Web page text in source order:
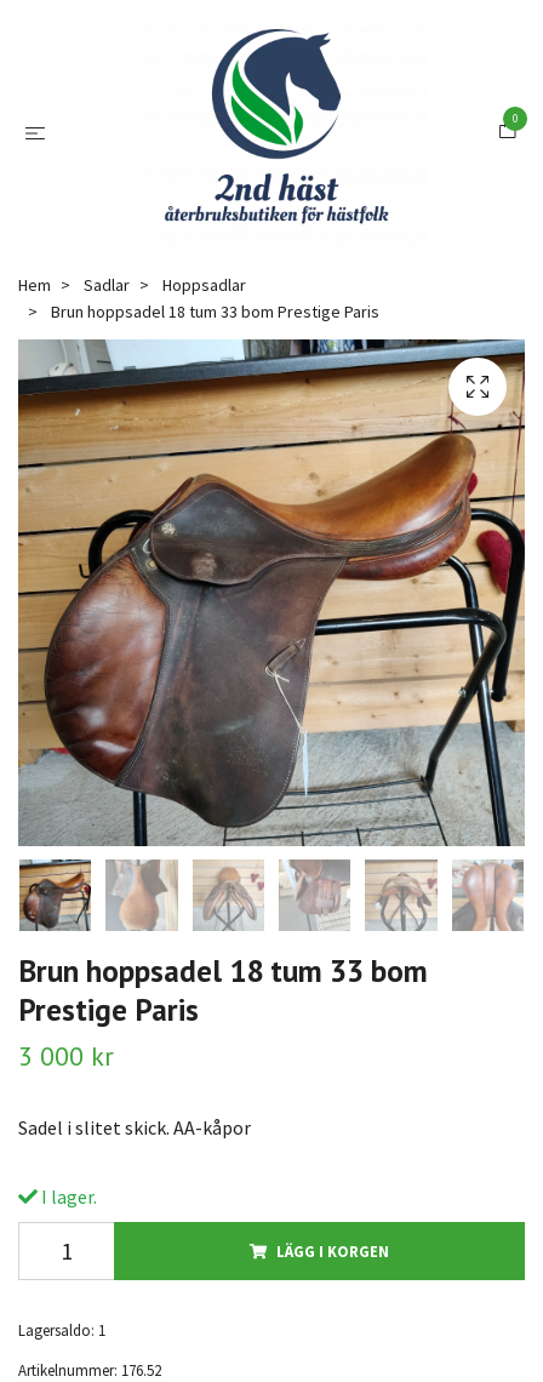
0
Hem Sadlar
Hoppsadlar
Brun hoppsadel 18 tum 33 bom Prestige Paris
Brun hoppsadel 18 tum 33 bom
Prestige Paris
3 000 kr
Sadel i slitet skick. AA-kåpor
I lager.
LÄGG I KORGEN
Lagersaldo: 1
Artikelnummer: 176.52